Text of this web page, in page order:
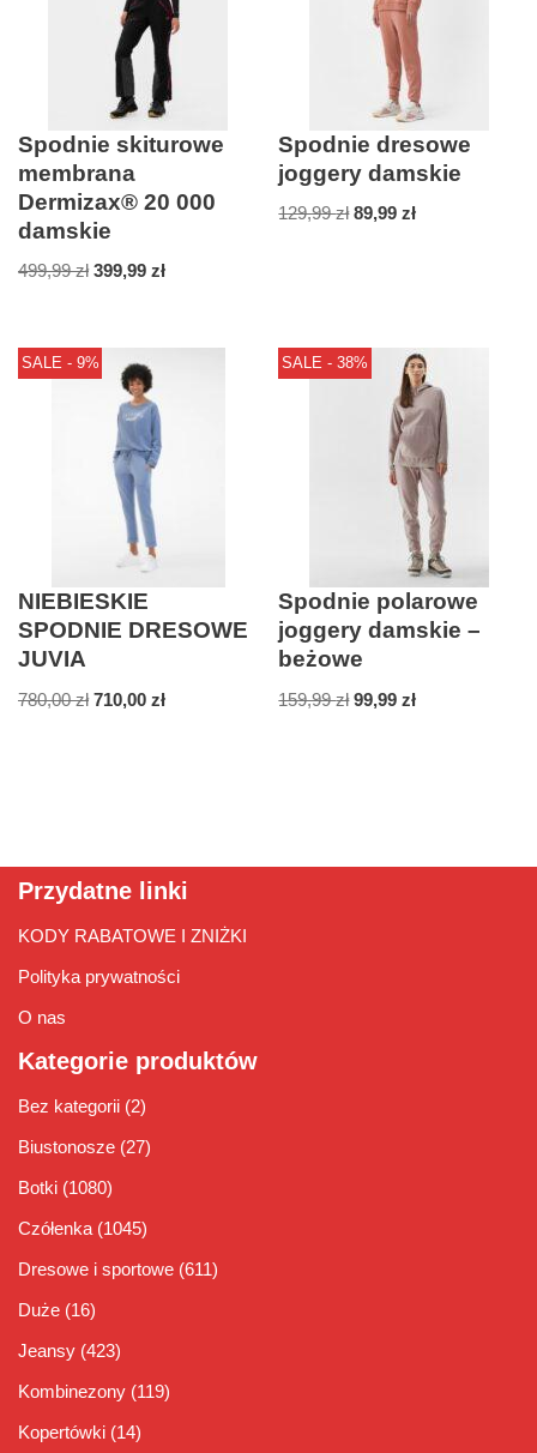
Spodnie skiturowe
membrana
Dermizax® 20 000
damskie
499,99zł 399,99 zł
Spodnie dresowe
joggery damskie
129,99zł 89,99zł
SALE - 9%
NIEBIESKIE
SPODNIE DRESOWE
JUVIA
780,00zł 710,00 zł
SALE - 38%
Spodnie polarowe
joggery damskie –
beżowe
159,99zł 99,99zł
Przydatne linki
KODY RABATOWE I ZNIŻKI
Polityka prywatności
O nas
Kategorie produktów
Bez kategorii (2)
Biustonosze (27)
Botki (1080)
Czółenka (1045)
Dresowe i sportowe (611)
Duże (16)
Jeansy (423)
Kombinezony (119)
Kopertówki (14)